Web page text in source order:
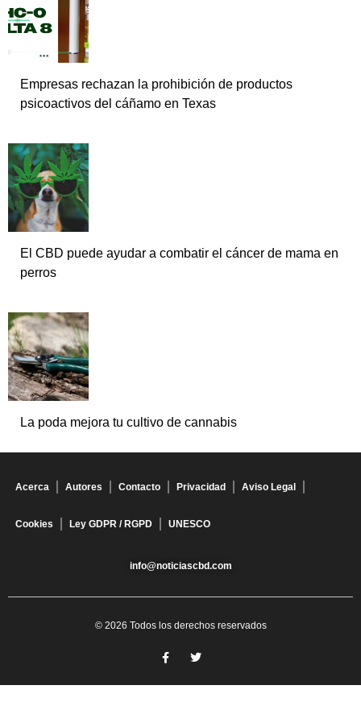
Empresas rechazan la prohibición de productos
psicoactivos del cáñamo en Texas
El CBD puede ayudar a combatir el cáncer de mama en
perros
La poda mejora tu cultivo de cannabis
Acerca Autores Contacto Privacidad Aviso Legal
Cookies Ley GDPR / RGPD UNESCO
info@noticiascbd.com
© 2026 Todos los derechos reservados